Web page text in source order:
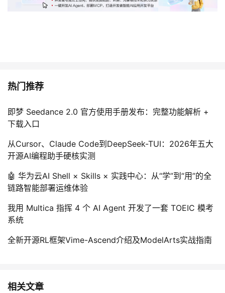
热门推荐
即梦 Seedance 2.0 官方使用手册发布：完整功能解析 +
下载入口
从Cursor、Claude Code到DeepSeek-TUI：2026年五大
开源AI编程助手硬核实测
🤖 华为云AI Shell × Skills × 实践中心：从“学”到“用”的全
链路智能部署运维体验
我用 Multica 指挥 4 个 AI Agent 开发了一套 TOEIC 模考
系统
全新开源RL框架Vime-Ascend介绍及ModelArts实战指南
相关文章